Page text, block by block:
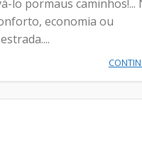
lo pormaus caminhos!...
economia ou